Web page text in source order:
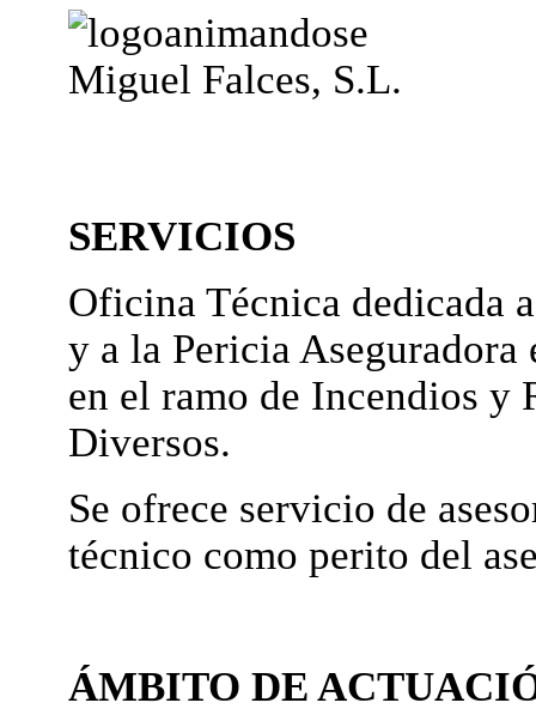
Miguel Falces, S.L.
SERVICIOS
Oficina Técnica dedicada
y a la Pericia Aseguradora
en el ramo de Incendios y
Diversos.
Se ofrece servicio de
técnico como perito del
ÁMBITO DE